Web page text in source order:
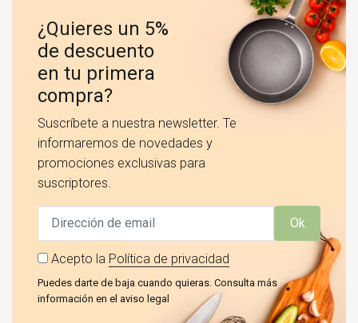
¿Quieres un 5%
de descuento
en tu primera
compra?
Suscríbete a nuestra newsletter. Te
informaremos de novedades y
promociones exclusivas para
suscriptores.
Ok
Acepto la Política de privacidad
Puedes darte de baja cuando quieras. Consulta más
información en el aviso legal